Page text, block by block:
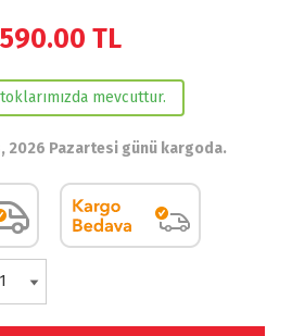
TL
mevcuttur.
2026 Pazartesi günü kargoda.